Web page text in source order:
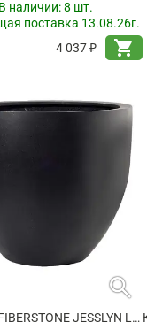
наличии:8 шт.
поставка 13.08.26г.
4 037 ₽
shopping_cart
search
КАШПО FIBERSTONE JESSLYN L BLACK